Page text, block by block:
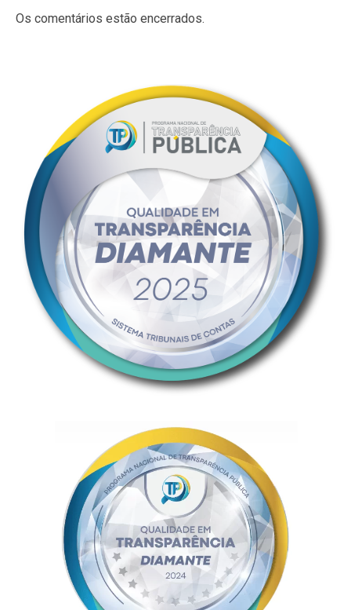
Os comentários estão encerrados.